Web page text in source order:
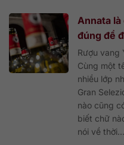
Annata
đúng để
Rượu vang
Cùng một
nhiều lớp
Gran
nào cũng
biết chữ
nói về thời...